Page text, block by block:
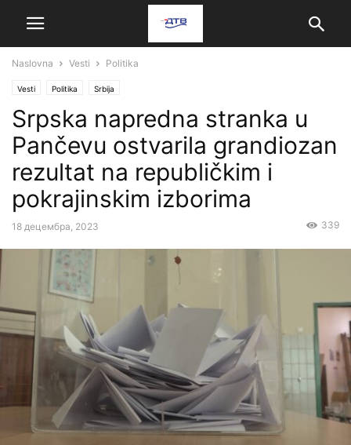
Naslovna Vesti Politika
Vesti Politika Srbija
Srpska napredna stranka u
Pančevu ostvarila grandiozan
rezultat na republičkim i
pokrajinskim izborima
18 децембра, 2023 339